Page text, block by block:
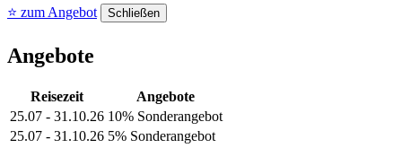
⭐ zum Angebot
Schließen
Angebote
Reisezeit
Angebote
25.07 - 31.10.26 10% Sonderangebot
25.07 - 31.10.26 5% Sonderangebot